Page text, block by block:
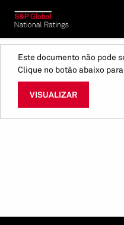
Este documento não pode
Clique no botão abaixo
VISUALIZAR